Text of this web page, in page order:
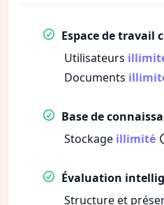
Espace de travail
Utilisateurs
Documents
Base de
Stockage illimité
Évaluation
Structure et